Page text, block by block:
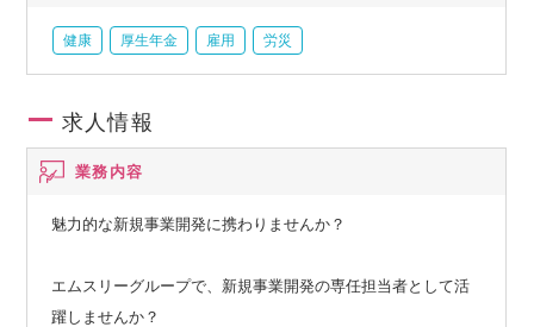
健康 厚生年金 雇用 労災
求人情報
業務内容
魅力的な新規事業開発に携わりませんか？
エムスリーグループで、新規事業開発の専任担当者として活
躍しませんか？